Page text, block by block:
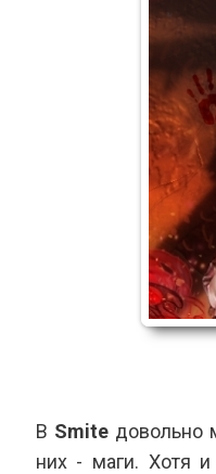
Smite гайд Kali
20-04-
В Smiteдовольно
них - маги. Хотя и